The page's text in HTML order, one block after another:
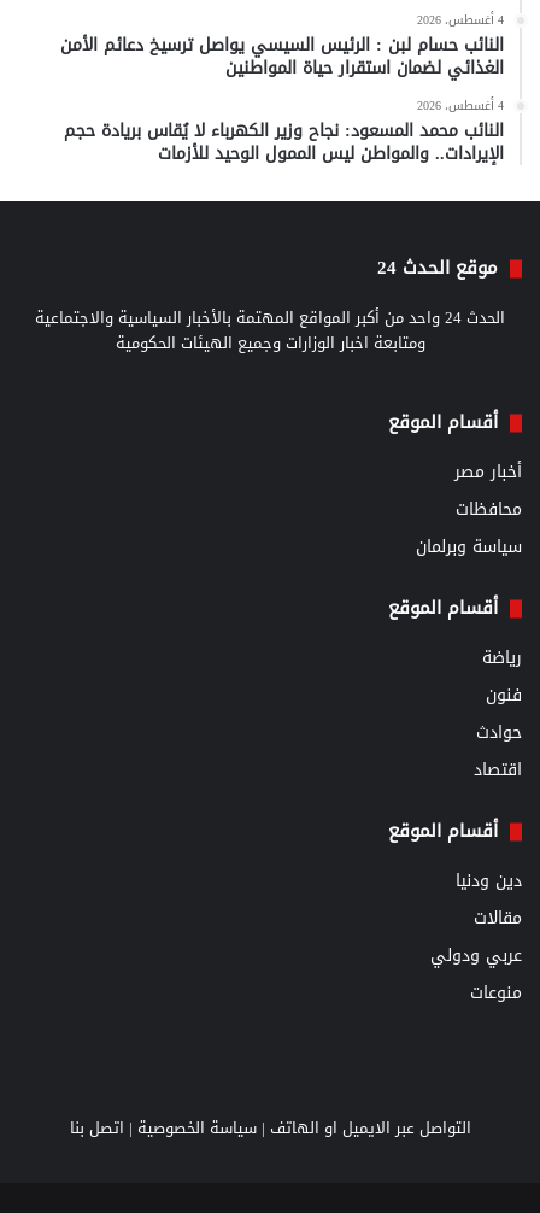
4 أغسطس، 2026
النائب حسام لبن : الرئيس السيسي يواصل ترسيخ دعائم الأمن
الغذائي لضمان استقرار حياة المواطنين
4 أغسطس، 2026
النائب محمد المسعود: نجاح وزير الكهرباء لا يُقاس بريادة حجم
الإيرادات.. والمواطن ليس الممول الوحيد للأزمات
موقع الحدث 24
الحدث 24 واحد من أكبر المواقع المهتمة بالأخبار السياسية والاجتماعية
ومتابعة اخبار الوزارات وجميع الهيئات الحكومية
أقسام الموقع
أخبار مصر
محافظات
سياسة وبرلمان
أقسام الموقع
رياضة
فنون
حوادث
اقتصاد
أقسام الموقع
دين ودنيا
مقالات
عربي ودولي
منوعات
التواصل عبر الايميل او الهاتف |سياسة الخصوصية | اتصل بنا